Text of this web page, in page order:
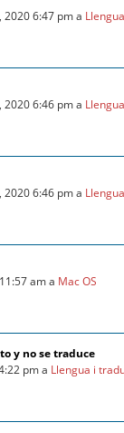
2020 6:47 pm a
2020 6:46 pm a
2020 6:46 pm a
am a Mac OS
y no se traduce
pm a Llengua i